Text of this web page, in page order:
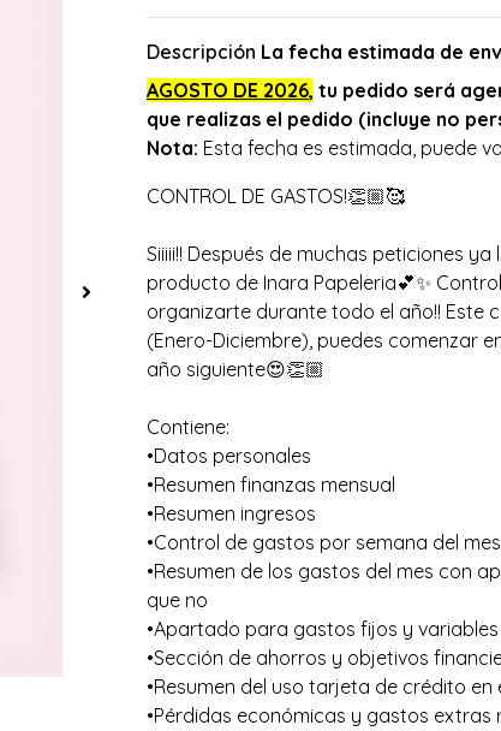
Descripción La fecha estimada de
AGOSTO DE 2026, tu pedido será
que realizas el pedido (incluye no
Nota: Esta fecha es estimada, puede
CONTROL DE GASTOS!👏🏼🥰
Siiiii!! Después de muchas peticiones
producto de Inara Papeleria💕✨
organizarte durante todo el año!! Este
(Enero-Diciembre), puedes comenzar
año siguiente😍👏🏼
Contiene:
•Datos personales
•Resumen finanzas mensual
•Resumen ingresos
•Control de gastos por semana del mes
•Resumen de los gastos del mes con
que no
•Apartado para gastos fijos y variables
•Sección de ahorros y objetivos
•Resumen del uso tarjeta de crédito en
•Pérdidas económicas y gastos extras